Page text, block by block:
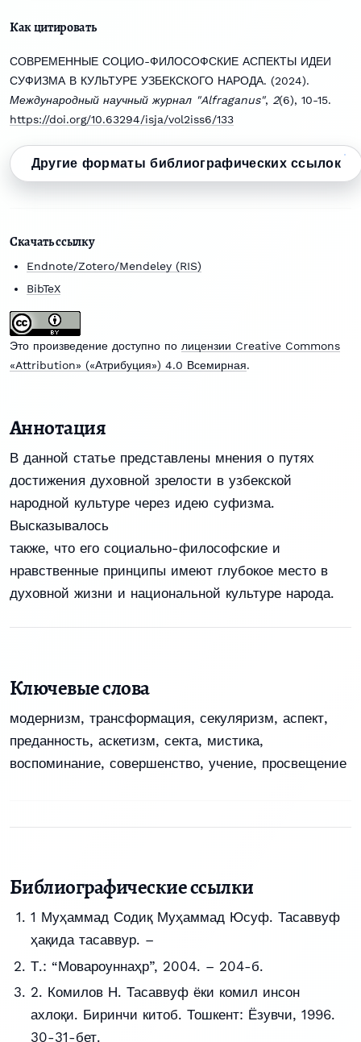
Как цитировать
СОВРЕМЕННЫЕ СОЦИО-ФИЛОСОФСКИЕ АСПЕКТЫ ИДЕИ
СУФИЗМА В КУЛЬТУРЕ УЗБЕКСКОГО НАРОДА. (2024).
Международный научный журнал "Alfraganus", 2(6), 10-15.
https://doi.org/10.63294/isja/vol2iss6/133
Другие форматы библиографических ссылок
Скачать ссылку
Endnote/Zotero/Mendeley (RIS)
BibTeX
Это произведение доступно по лицензии Creative Commons
«Attribution» («Атрибуция») 4.0 Всемирная.
Аннотация
В данной статье представлены мнения о путях
достижения духовной зрелости в узбекской
народной культуре через идею суфизма.
Высказывалось
также, что его социально-философские и
нравственные принципы имеют глубокое место в
духовной жизни и национальной культуре народа.
Ключевые слова
модернизм, трансформация, секуляризм, аспект,
преданность, аскетизм, секта, мистика,
воспоминание, совершенство, учение, просвещение
Библиографические ссылки
1 Муҳаммад Содиқ Муҳаммад Юсуф. Тасаввуф
ҳақида тасаввур. –
Т.: “Мовароуннаҳр”, 2004. – 204-б.
2. Комилов Н. Тасаввуф ёки комил инсон
ахлоқи. Биринчи китоб. Тошкент: Ёзувчи, 1996.
30-31-бет.